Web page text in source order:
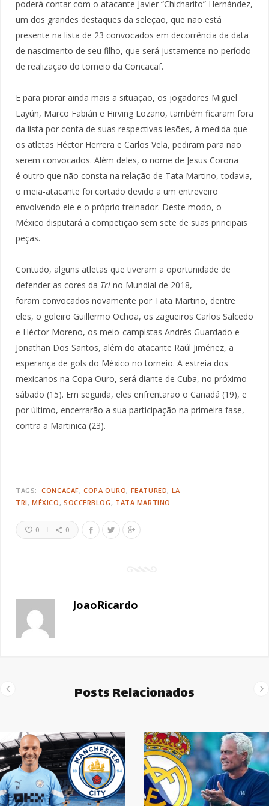
poderá contar com o atacante Javier “Chicharito” Hernández,
um dos grandes destaques da seleção, que não está
presente na lista de 23 convocados em decorrência da data
de nascimento de seu filho, que será justamente no período
de realização do torneio da Concacaf.
E para piorar ainda mais a situação, os jogadores Miguel
Layún, Marco Fabián e Hirving Lozano, também ficaram fora
da lista por conta de suas respectivas lesões, à medida que
os atletas Héctor Herrera e Carlos Vela, pediram para não
serem convocados. Além deles, o nome de Jesus Corona
é outro que não consta na relação de Tata Martino, todavia,
o meia-atacante foi cortado devido a um entreveiro
envolvendo ele e o próprio treinador. Deste modo, o
México disputará a competição sem sete de suas principais
peças.
Contudo, alguns atletas que tiveram a oportunidade de
defender as cores da Tri no Mundial de 2018,
foram convocados novamente por Tata Martino, dentre
eles, o goleiro Guillermo Ochoa, os zagueiros Carlos Salcedo
e Héctor Moreno, os meio-campistas Andrés Guardado e
Jonathan Dos Santos, além do atacante Raúl Jiménez, a
esperança de gols do México no torneio. A estreia dos
mexicanos na Copa Ouro, será diante de Cuba, no próximo
sábado (15). Em seguida, eles enfrentarão o Canadá (19), e
por último, encerrarão a sua participação na primeira fase,
contra a Martinica (23).
TAGS: CONCACAF COPA OURO FEATURED LA
TRI
MÉXICO SOCCERBLOG TATA MARTINO
0 0
JoaoRicardo
Posts Relacionados